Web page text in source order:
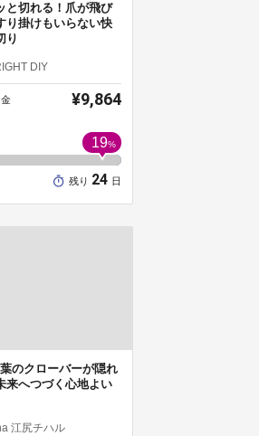
と切れる！爪が飛び
り掛けもいらない快
り
DIY
¥9,864
19%
残り 24 日
のクローバーが隠れ
来へつづく心地よい
江尻チハル